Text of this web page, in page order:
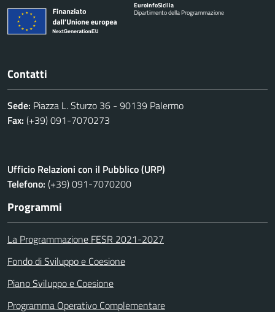
EuroInfoSicilia
Dipartimento della Programmazione
Contatti
Sede: Piazza L. Sturzo 36 - 90139 Palermo
Fax: (+39) 091-7070273
Ufficio Relazioni con il Pubblico (URP)
Telefono: (+39) 091-7070200
Programmi
La Programmazione FESR 2021-2027
Fondo di Sviluppo e Coesione
Piano Sviluppo e Coesione
Programma Operativo Complementare